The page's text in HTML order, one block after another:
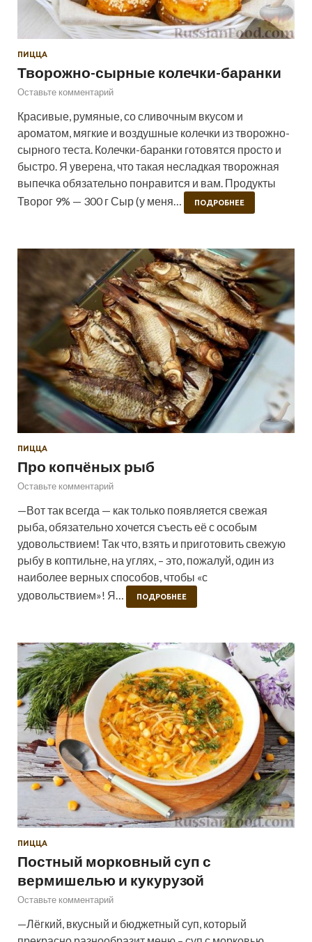
ПИЦЦА
Творожно-сырные колечки-баранки
Оставьте комментарий
Красивые, румяные, со сливочным вкусом и
ароматом, мягкие и воздушные колечки из творожно-
сырного теста. Колечки-баранки готовятся просто и
быстро. Я уверена, что такая несладкая творожная
выпечка обязательно понравится и вам. Продукты
Творог 9% — 300 г Сыр (у меня…
ПОДРОБНЕЕ
ПИЦЦА
Про копчёных рыб
Оставьте комментарий
—Вот так всегда — как только появляется свежая
рыба, обязательно хочется съесть её с особым
удовольствием! Так что, взять и приготовить свежую
рыбу в коптильне, на углях, – это, пожалуй, один из
наиболее верных способов, чтобы «с
удовольствием»! Я…
ПОДРОБНЕЕ
ПИЦЦА
Постный морковный суп с
вермишелью и кукурузой
Оставьте комментарий
—Лёгкий, вкусный и бюджетный суп, который